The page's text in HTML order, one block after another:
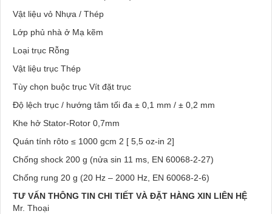
Vật liệu vỏ Nhựa / Thép
Lớp phủ nhà ở Mạ kẽm
Loại trục Rỗng
Vật liệu trục Thép
Tùy chọn buộc trục Vít đặt trục
Độ lệch trục / hướng tâm tối đa ± 0,1 mm / ± 0,2 mm
Khe hở Stator-Rotor 0,7mm
Quán tính rôto ≤ 1000 gcm 2 [ 5,5 oz-in 2]
Chống shock 200 g (nửa sin 11 ms, EN 60068-2-27)
Chống rung 20 g (20 Hz – 2000 Hz, EN 60068-2-6)
TƯ VẤN THÔNG TIN CHI TIẾT VÀ ĐẶT HÀNG XIN LIÊN HỆ
Mr. Thoại